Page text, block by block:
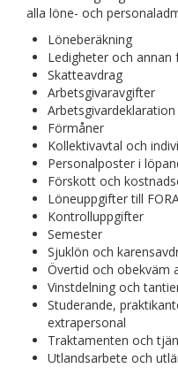
alla löne- och
Löneberäkning
Ledigheter och annan
Skatteavdrag
Arbetsgivaravgifter
Arbetsgivardeklaration
Förmåner
Kollektivavtal och
Personalposter i
Förskott och
Löneuppgifter till
Kontrolluppgifter
Semester
Sjuklön och
Övertid och obekväm
Vinstdelning och
Studerande,
extrapersonal
Traktamenten och
Utlandsarbete och